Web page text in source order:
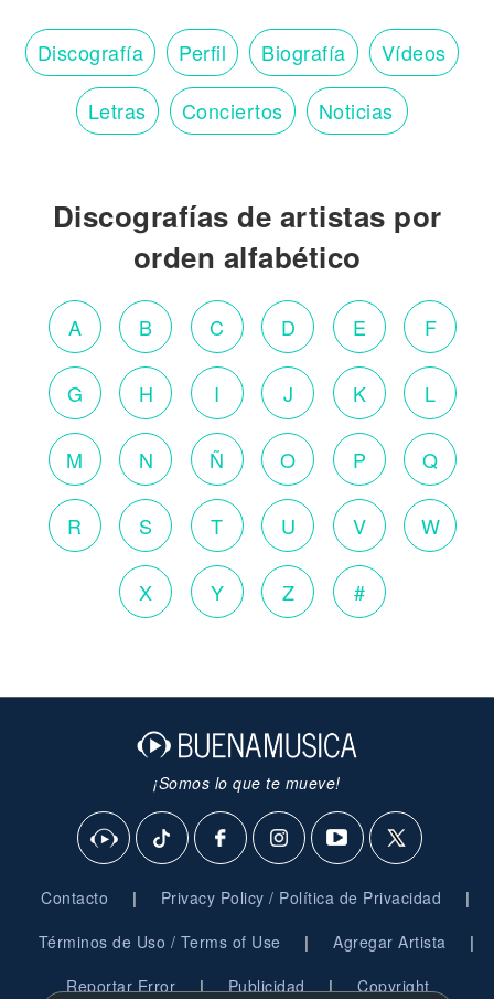
Discografía Perfil Biografía Vídeos
Letras Conciertos Noticias
Discografías de artistas por
orden alfabético
A B C D E F
G H I J K L
M N Ñ O P Q
R S T U V W
X Y Z #
¡Somos lo que te mueve!
Contacto | Privacy Policy / Política de Privacidad |
Términos de Uso / Terms of Use | Agregar Artista |
Reportar Error | Publicidad | Copyright